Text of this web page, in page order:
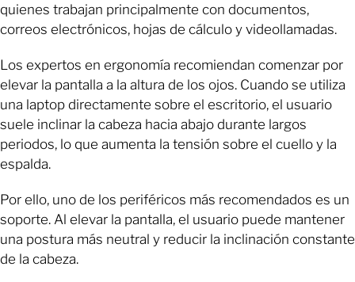
quienes trabajan principalmente con documentos,
correos electrónicos, hojas de cálculo y videollamadas.
Los expertos en ergonomía recomiendan comenzar por
elevar la pantalla a la altura de los ojos. Cuando se utiliza
una laptop directamente sobre el escritorio, el usuario
suele inclinar la cabeza hacia abajo durante largos
periodos, lo que aumenta la tensión sobre el cuello y la
espalda.
Por ello, uno de los periféricos más recomendados es un
soporte. Al elevar la pantalla, el usuario puede mantener
una postura más neutral y reducir la inclinación constante
de la cabeza.